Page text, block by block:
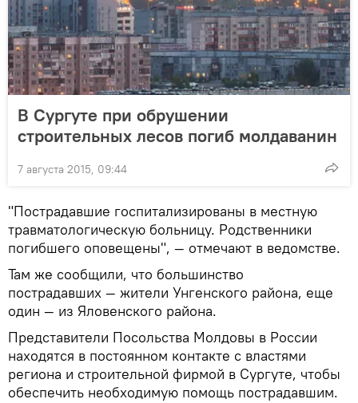
В Сургуте при обрушении
строительных лесов погиб молдаванин
7 августа 2015, 09:44
"Пострадавшие госпитализированы в местную
травматологическую больницу. Родственники
погибшего оповещены", — отмечают в ведомстве.
Там же сообщили, что большинство
пострадавших — жители Унгенского района, еще
один — из Яловенского района.
Представители Посольства Молдовы в России
находятся в постоянном контакте с властями
региона и строительной фирмой в Сургуте, чтобы
обеспечить необходимую помощь пострадавшим.